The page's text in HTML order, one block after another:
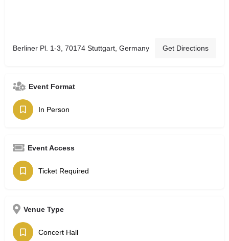
Berliner Pl. 1-3, 70174 Stuttgart, Germany Get Directions
Event Format
In Person
Event Access
Ticket Required
Venue Type
Concert Hall